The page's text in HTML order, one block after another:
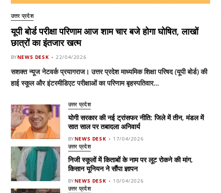
उत्तर प्रदेश
यूपी बोर्ड परीक्षा परिणाम आज शाम चार बजे होगा घोषित, लाखों
छात्रों का इंतजार खत्म
BYNEWS DESK 22/04/2026
सशक्त न्यूज नेटवर्क प्रयागराज। उत्तर प्रदेश माध्यमिक शिक्षा परिषद (यूपी बोर्ड) की
हाई स्कूल और इंटरमीडिएट परीक्षाओं का परिणाम बृहस्पतिवार…
उत्तर प्रदेश
योगी सरकार की नई ट्रांसफर नीति: जिले में तीन, मंडल में
सात साल पर तबादला अनिवार्य
BYNEWS DESK 17/04/2026
उत्तर प्रदेश
निजी स्कूलों में किताबों के नाम पर लूट रोकने की मांग,
किसान यूनियन ने सौंपा ज्ञापन
BYNEWS DESK 10/04/2026
उत्तर प्रदेश